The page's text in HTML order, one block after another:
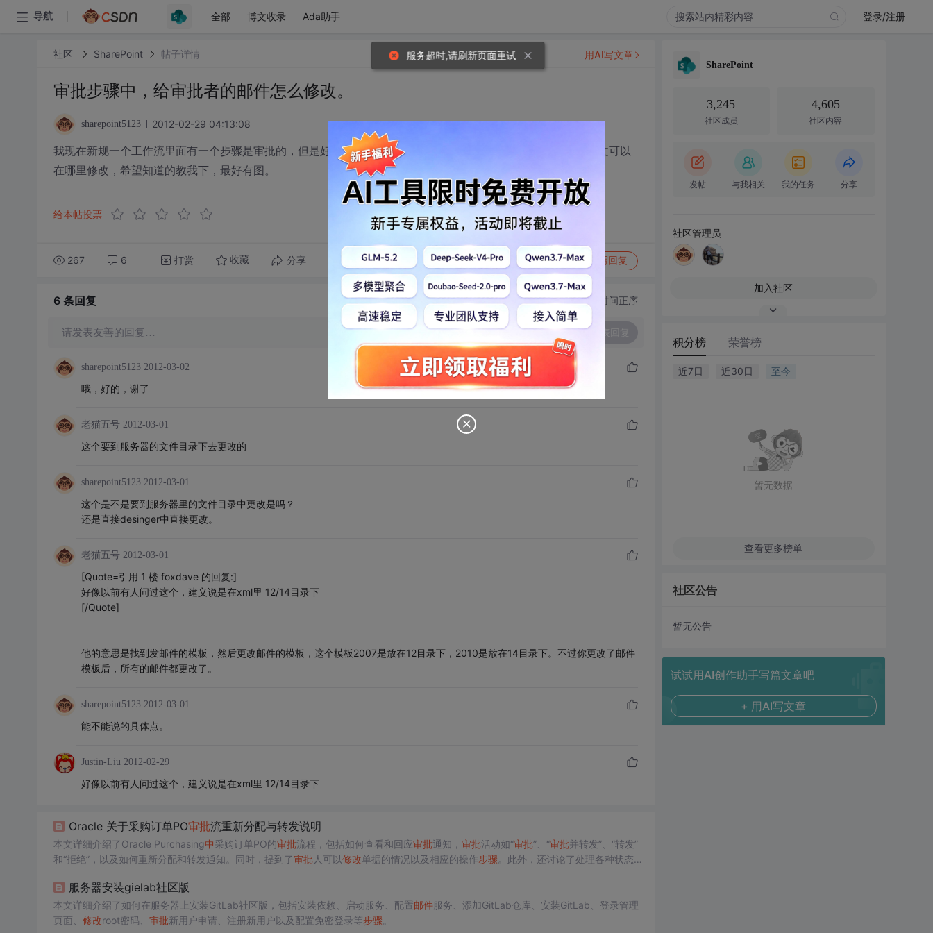
导航 全部 博文收录 Ada助手 登录/注册
社区 SharePoint 帖子详情
审批步骤中，给审批者的邮件怎么修改。
sharepoint5123 2012-02-29 04:13:08
我现在新规一个工作流里面有一个步骤是审批的，但是好像给审批者的邮件本文是默认的。想知道这个邮件的本文可以
在哪里修改，希望知道的教我下，最好有图。
给本帖投票
267 6 打赏 收藏 分享 转发到动态 举报 写回复
用AI写文章
6 条回复 切换为时间正序
请发表友善的回复…
sharepoint5123 2012-03-02
哦，好的，谢了
老猫五号 2012-03-01
这个要到服务器的文件目录下去更改的
sharepoint5123 2012-03-01
这个是不是要到服务器里的文件目录中更改是吗？
还是直接desinger中直接更改。
老猫五号 2012-03-01
[Quote=引用 1 楼 foxdave 的回复:]
好像以前有人问过这个，建义说是在xml里 12/14目录下
[/Quote]
他的意思是找到发邮件的模板，然后更改邮件的模板，这个模板2007是放在12目录下，2010是放在14目录下。不过你更改了邮件
模板后，所有的邮件都更改了。
sharepoint5123 2012-03-01
能不能说的具体点。
Justin-Liu 2012-02-29
好像以前有人问过这个，建义说是在xml里 12/14目录下
Oracle 关于采购订单PO审批流重新分配与转发说明
本文详细介绍了Oracle Purchasing中 采购订单PO的审批流程，包括如何查看和回应审批通知， 审批活动如“审批”、“审批并转发”、“转发”
和“拒绝”，以及如何重新分配和转发通知。同时，提到了审批人可以修改单据的情况以及相应的操作步骤 。此外，还讨论了处理各种状态的
服务器安装gielab社区版
本文详细介绍了如何在服务器上安装GitLab社区版，包括安装依赖、启动服务、配置邮件服务、添加GitLab仓库、安装GitLab、登录管理
页面、 修改root密码、 审批新用户申请、注册新用户以及配置免密登录等步骤
SharePoint
3,245
社区成员
4,605
社区内容
发帖 与我相关 我的任务 分享
社区管理员
加入社区
积分榜 荣誉榜
近7日 近30日 至今
暂无数据
查看更多榜单
社区公告
暂无公告
试试用AI创作助手写篇文章吧
+ 用AI写文章
服务超时,请刷新页面重试